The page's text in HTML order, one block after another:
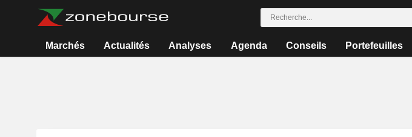
Marchés Actualités Analyses Agenda Conseils Portefeuilles